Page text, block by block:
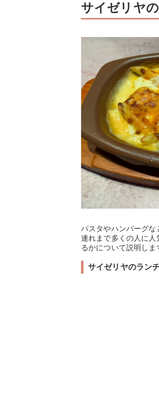
サイゼリヤ
パスタやハンバーグ
連れまで多くの人に
るかについて説明しま
サイゼリヤのラン